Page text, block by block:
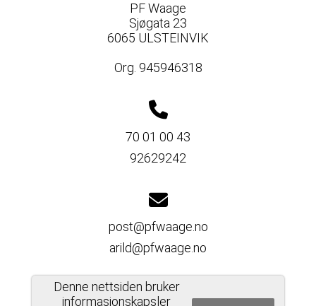
PF Waage
Sjøgata 23
6065 ULSTEINVIK
Org. 945946318
70 01 00 43
92629242
post@pfwaage.no
arild@pfwaage.no
Denne nettsiden bruker
informasjonskapsler